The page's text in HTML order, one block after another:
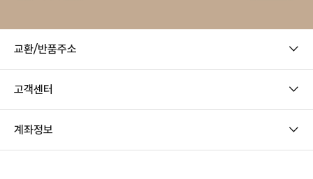
교환/반품주소
고객센터
계좌정보